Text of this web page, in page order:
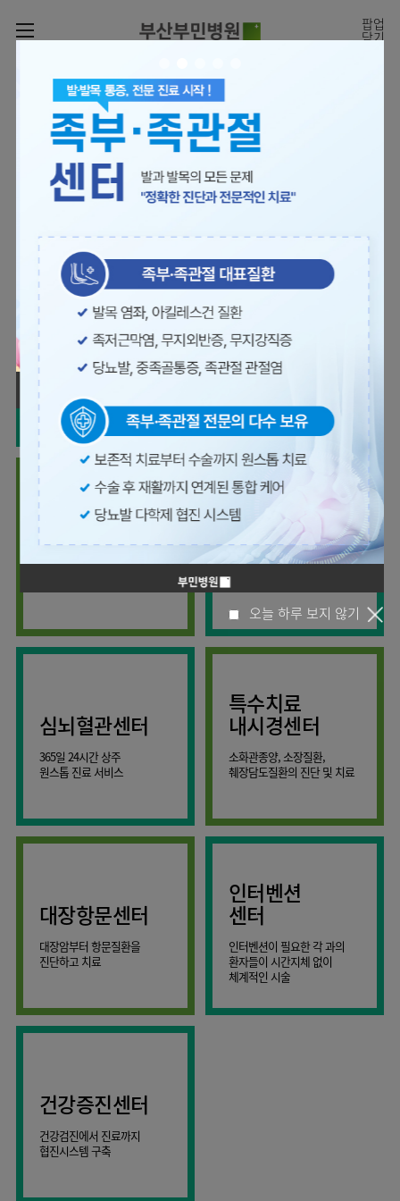
오늘 하루 보지 않기
팝업
닫기
로그인
회원가입
나의진료정보
온라인진료예약
증명서재발급
증명서발급내역
전문센터
전문센터
전체보기
관절센터
족부·
족관절클리닉
척추센터
척추내시경센터
심뇌혈관센터
뇌신경센터
말초혈관센터
소화기센터
특수소화기클리닉
소화기암센터
인공신장센터
외상골절센터
간담췌센터
대장항문센터
AI
스마트케어병동
진료안내
진료과
정형외과
신경외과
소화기내과
순환기내과
호흡기내과
신장내과
류마티스내과
외과
신경과
소아청소년과
부인과
가정의학과
치과
영상의학과
진단검사의학과
응급의학과
진료시간표
외래진료
입원/
퇴원/
병문안
진료협력센터
이용안내
장비안내
층별안내
주차시설안내
편의시설
증명서재발급
서식다운로드
비급여진료비
감염예방
안내
환자안전
정보
원내
전화번호
오시는길
병원소개
병원장인사말
비전과
핵심가치
부민스토리
연혁
조직도
연구교육
임상시험센터
미디어센터
병원소식
언론보도
인재채용
온라인
건강상담
칭찬합시다
고객의소리
부민병원
40주년
역사관
부민그룹소개
이사장소개
비전과
핵심가치
부민스토리
HSS
글로벌
얼라이언스
연혁
의료진소개
부민그룹소식
사회공헌
언론보도
건강토크
입찰공고
KOR
ENG
RUS
진료예약
빠르고 쉬운 진료예약을
하실 수 있습니다.
의료진 소개
[진료시간표]
월요일 09:00~18:00
화~금 09:00~17:00
관절센터
보건복지부 지정
관절전문병원
척추센터
최소상처 척추수술을 원칙
간담췌센터
간,담도,췌장의 각종 양성 및
내과
세분화된 진료와
정확한 진단
심뇌혈관센터
365일 24시간 상주
원스톱 진료 서비스
특수치료
내시경센터
소화관종양, 소장질환,
췌장담도질환의 진단 및 치료
대장항문센터
대장암부터 항문질환을
진단하고 치료
인터벤션
센터
인터벤션이 필요한 각 과의
환자들이 시간지체 없이
체계적인 시술
건강증진센터
건강검진에서 진료까지
협진시스템 구축